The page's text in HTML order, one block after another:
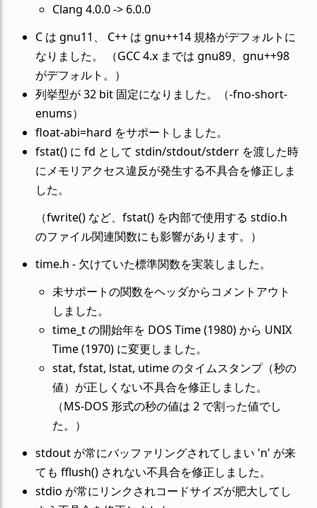
Clang 4.0.0 -> 6.0.0
C は gnu11、 C++ は gnu++14 規格がデフォルトに
なりました。 （GCC 4.x までは gnu89、gnu++98
がデフォルト。）
列挙型が 32 bit 固定になりました。（-fno-short-
enums）
float-abi=hard をサポートしました。
fstat() に fd として stdin/stdout/stderr を渡した時
にメモリアクセス違反が発生する不具合を修正しま
した。
（fwrite() など、fstat() を内部で使用する stdio.h
のファイル関連関数にも影響があります。）
time.h - 欠けていた標準関数を実装しました。
未サポートの関数をヘッダからコメントアウト
しました。
time_t の開始年を DOS Time (1980) から UNIX
Time (1970) に変更しました。
stat, fstat, lstat, utime のタイムスタンプ（秒の
値）が正しくない不具合を修正しました。
（MS-DOS 形式の秒の値は 2 で割った値でし
た。）
stdout が常にバッファリングされてしまい 'n' が来
ても fflush() されない不具合を修正しました。
stdio が常にリンクされコードサイズが肥大してし